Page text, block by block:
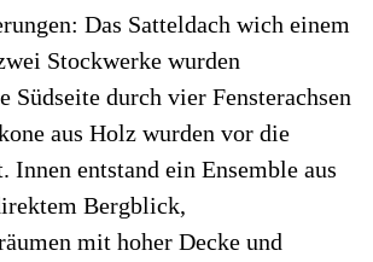
Das Satteldach wich einem
Stockwerke wurden
Südseite durch vier Fensterachsen
aus Holz wurden vor die
Innen entstand ein Ensemble aus
Bergblick,
mit hoher Decke und